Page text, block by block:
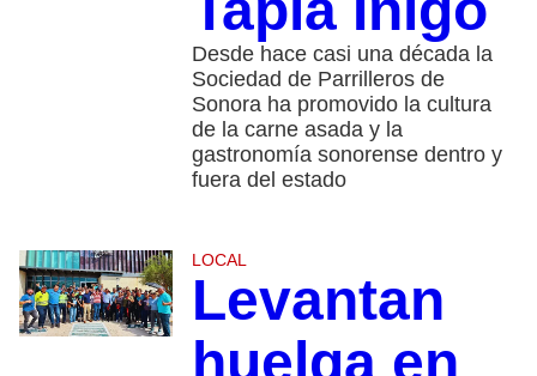
Desde hace casi una década la
Sociedad de Parrilleros de
Sonora ha promovido la cultura
de la carne asada y la
gastronomía sonorense dentro y
fuera del estado
LOCAL
Levantan
huelga en